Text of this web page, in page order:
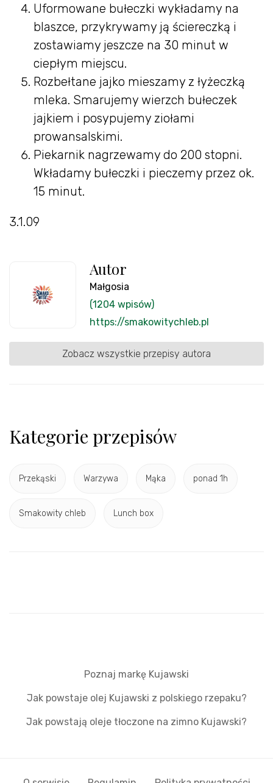
Uformowane bułeczki wykładamy na
blaszce, przykrywamy ją ściereczką i
zostawiamy jeszcze na 30 minut w
ciepłym miejscu.
Rozbełtane jajko mieszamy z łyżeczką
mleka. Smarujemy wierzch bułeczek
jajkiem i posypujemy ziołami
prowansalskimi.
Piekarnik nagrzewamy do 200 stopni.
Wkładamy bułeczki i pieczemy przez ok.
15 minut.
3.1.09
Autor
Małgosia
(1204 wpisów)
https://smakowitychleb.pl
Zobacz wszystkie przepisy autora
Kategorie przepisów
Przekąski Warzywa Mąka ponad 1h
Smakowity chleb Lunch box
Poznaj markę Kujawski
Jak powstaje olej Kujawski z polskiego rzepaku?
Jak powstają oleje tłoczone na zimno Kujawski?